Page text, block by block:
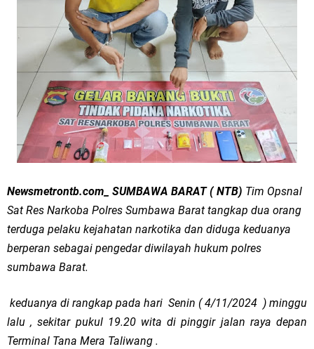
Newsmetrontb.com_ SUMBAWA BARAT ( NTB) Tim Opsnal
Sat Res Narkoba Polres Sumbawa Barat tangkap dua orang
terduga pelaku kejahatan narkotika dan diduga keduanya
berperan sebagai pengedar diwilayah hukum polres
sumbawa Barat.
keduanya di rangkap pada hari Senin ( 4/11/2024 ) minggu
lalu , sekitar pukul 19.20 wita di pinggir jalan raya depan
Terminal Tana Mera Taliwang .